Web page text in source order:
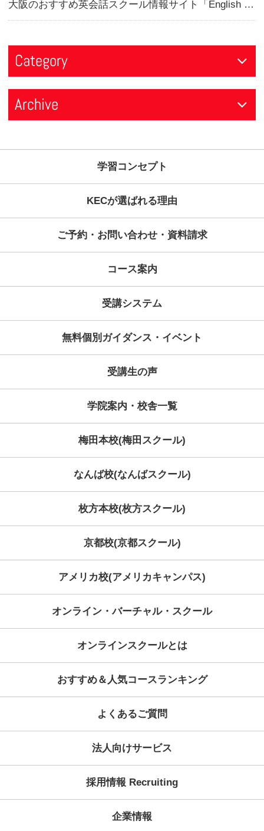
前の記事へ 次
関連情報
2024年12月29日 スクール情報
年末年始休業期間のお知らせ
2024年08月09日 スクール情報
夏期休業と休講期間につきまして
2024年01月10日 スクール情報
Category
Archive
学習コンセプト
KECが選ばれる理由
ご予約・お問い合わせ・資
コース案内
受講システム